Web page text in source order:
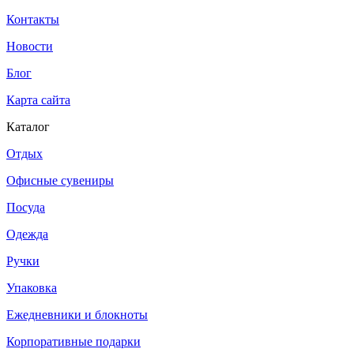
Контакты
Новости
Блог
Карта сайта
Каталог
Отдых
Офисные сувениры
Посуда
Одежда
Ручки
Упаковка
Ежедневники и блокноты
Корпоративные подарки